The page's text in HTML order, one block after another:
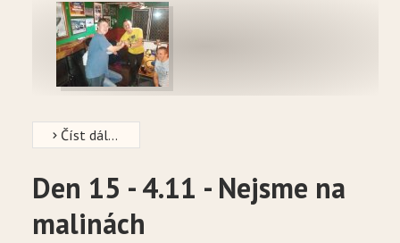
Číst dál...
Den 15 - 4.11 - Nejsme na
malinách